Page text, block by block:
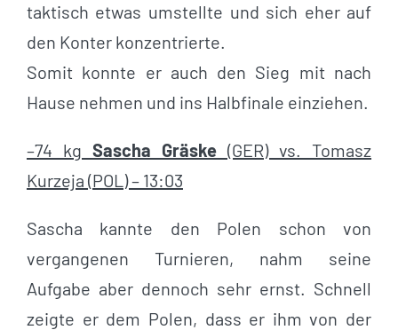
taktisch etwas umstellte und sich eher auf
den Konter konzentrierte.
Somit konnte er auch den Sieg mit nach
Hause nehmen und ins Halbfinale einziehen.
–74 kg Sascha Gräske (GER) vs. Tomasz
Kurzeja (POL) – 13:03
Sascha kannte den Polen schon von
vergangenen Turnieren, nahm seine
Aufgabe aber dennoch sehr ernst. Schnell
zeigte er dem Polen, dass er ihm von der